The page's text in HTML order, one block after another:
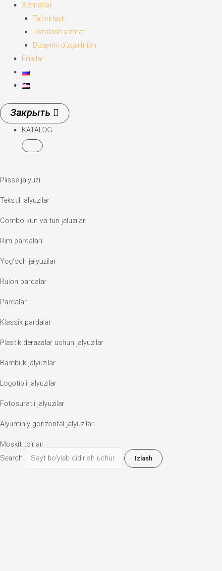
Xizmatlar
Ta’mirlash
Tozalash xizmati
Dizaynni o’zgartirish
Filiallar
KATALOG
Plisse jalyuzi
Tekstil jalyuzilar
Combo kun va tun jaluzilari
Rim pardalari
Yog‘och jalyuzilar
Rulon pardalar
Pardalar
Klassik pardalar
Plastik derazalar uchun jalyuzilar
Bambuk jalyuzilar
Logotipli jalyuzilar
Fotosuratli jalyuzilar
Alyuminiy gorizontal jalyuzilar
Moskit to‘rlari
Search
Izlash